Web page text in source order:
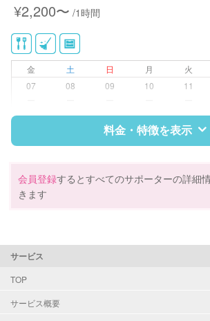
¥2,200〜 /1時間
金 土 日 月 火
07
08 09 10 11
料金・特徴を表示
資格 なし
対応可能/特徴
会員登録するとすべてのサポーターの詳細
きます
サービス
TOP
サービス概要